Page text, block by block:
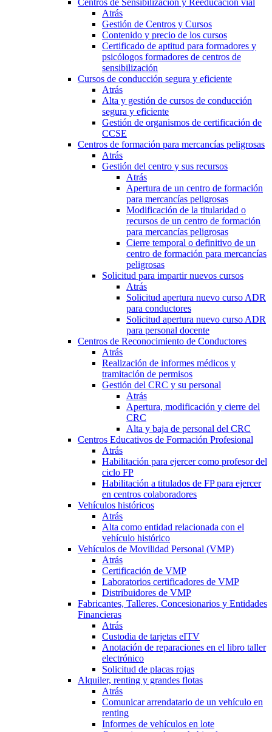
Centros de Sensibilización y Reeducación vial
Atrás
Gestión de Centros y Cursos
Contenido y precio de los cursos
Certificado de aptitud para formadores y
psicólogos formadores de centros de
sensibilización
Cursos de conducción segura y eficiente
Atrás
Alta y gestión de cursos de conducción
segura y eficiente
Gestión de organismos de certificación de
CCSE
Centros de formación para mercancías peligrosas
Atrás
Gestión del centro y sus recursos
Atrás
Apertura de un centro de formación
para mercancías peligrosas
Modificación de la titularidad o
recursos de un centro de formación
para mercancías peligrosas
Cierre temporal o definitivo de un
centro de formación para mercancías
peligrosas
Solicitud para impartir nuevos cursos
Atrás
Solicitud apertura nuevo curso ADR
para conductores
Solicitud apertura nuevo curso ADR
para personal docente
Centros de Reconocimiento de Conductores
Atrás
Realización de informes médicos y
tramitación de permisos
Gestión del CRC y su personal
Atrás
Apertura, modificación y cierre del
CRC
Alta y baja de personal del CRC
Centros Educativos de Formación Profesional
Atrás
Habilitación para ejercer como profesor del
ciclo FP
Habilitación a titulados de FP para ejercer
en centros colaboradores
Vehículos históricos
Atrás
Alta como entidad relacionada con el
vehículo histórico
Vehículos de Movilidad Personal (VMP)
Atrás
Certificación de VMP
Laboratorios certificadores de VMP
Distribuidores de VMP
Fabricantes, Talleres, Concesionarios y Entidades
Financieras
Atrás
Custodia de tarjetas eITV
Anotación de reparaciones en el libro taller
electrónico
Solicitud de placas rojas
Alquiler, renting y grandes flotas
Atrás
Comunicar arrendatario de un vehículo en
renting
Informes de vehículos en lote